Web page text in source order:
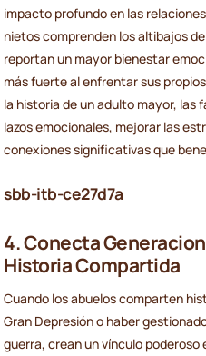
impacto profundo en las
nietos comprenden los altibajos
reportan un mayor bienestar
más fuerte al enfrentar sus
la historia de un adulto mayor, las
lazos emocionales, mejorar las
conexiones significativas que
sbb-itb-ce27d7a
4. Conecta
Historia Compartida
Cuando los abuelos comparten
Gran Depresión o haber
guerra, crean un vínculo